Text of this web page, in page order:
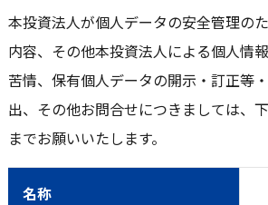
本投資法人が個人データの安全管理の
内容、その他本投資法人による個人情
苦情、保有個人データの開示・訂正等
出、その他お問合せにつきましては、
までお願いいたします。
名称